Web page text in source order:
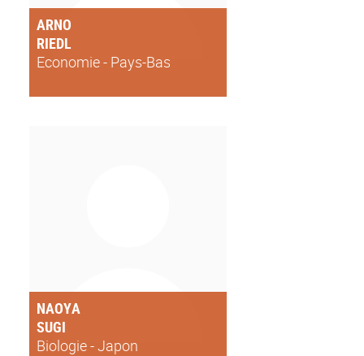
ARNO
RIEDL
Economie - Pays-Bas
NAOYA
SUGI
Biologie - Japon